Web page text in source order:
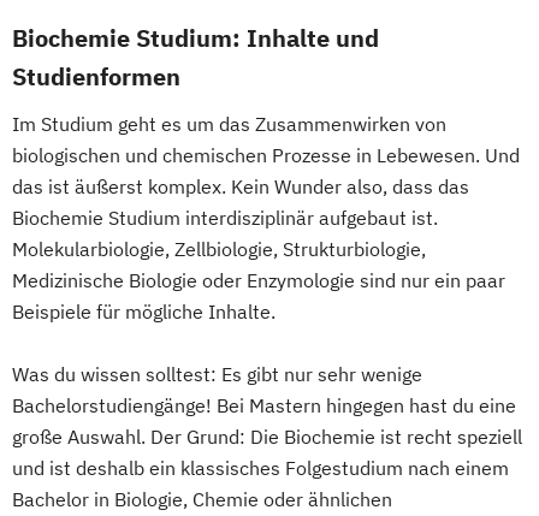
Biochemie Studium: Inhalte und
Studienformen
Im Studium geht es um das Zusammenwirken von
biologischen und chemischen Prozesse in Lebewesen. Und
das ist äußerst komplex. Kein Wunder also, dass das
Biochemie Studium interdisziplinär aufgebaut ist.
Molekularbiologie, Zellbiologie, Strukturbiologie,
Medizinische Biologie oder Enzymologie sind nur ein paar
Beispiele für mögliche Inhalte.
Was du wissen solltest: Es gibt nur sehr wenige
Bachelorstudiengänge! Bei Mastern hingegen hast du eine
große Auswahl. Der Grund: Die Biochemie ist recht speziell
und ist deshalb ein klassisches Folgestudium nach einem
Bachelor in Biologie, Chemie oder ähnlichen